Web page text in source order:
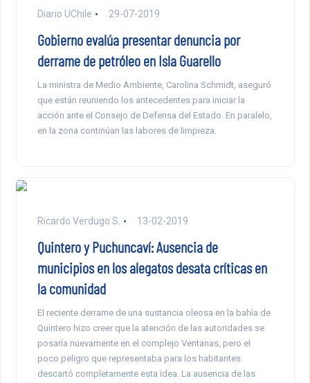
Diario UChile 29-07-2019
Gobierno evalúa presentar denuncia por
derrame de petróleo en Isla Guarello
La ministra de Medio Ambiente, Carolina Schmidt, aseguró
que están reuniendo los antecedentes para iniciar la
acción ante el Consejo de Defensa del Estado. En paralelo,
en la zona continúan las labores de limpieza.
Ricardo Verdugo S. 13-02-2019
Quintero y Puchuncaví: Ausencia de
municipios en los alegatos desata críticas en
la comunidad
El reciente derrame de una sustancia oleosa en la bahía de
Quintero hizo creer que la atención de las autoridades se
posaría nuevamente en el complejo Ventanas, pero el
poco peligro que representaba para los habitantes
descartó completamente esta idea. La ausencia de las